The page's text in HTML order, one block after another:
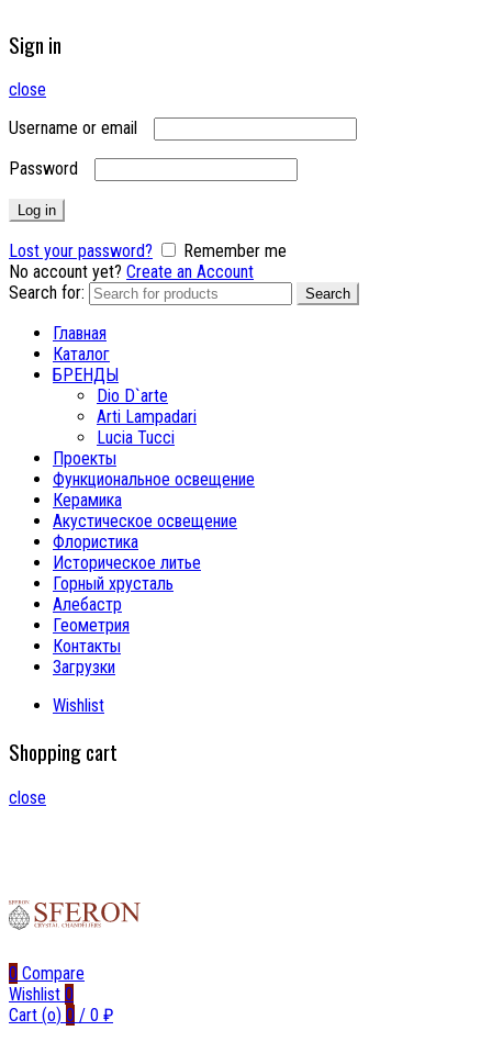
Sign in
close
Username or email
Password
Log in
Lost your password?
Remember me
No account yet? Create an Account
Search for:
Search
Главная
Каталог
БРЕНДЫ
Dio D`arte
Arti Lampadari
Lucia Tucci
Проекты
Функциональное освещение
Керамика
Акустическое освещение
Флористика
Историческое литье
Горный хрусталь
Алебастр
Геометрия
Контакты
Загрузки
Wishlist
Shopping cart
close
0 Compare
Wishlist 0
Cart (o) 0 / 0 ₽